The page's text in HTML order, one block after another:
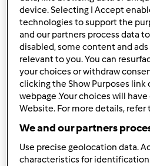
nazwy użytkownika.
W JAKI SPOSÓB
PUNKTY ZA
Punkty można otrzymać za
wymienione poniżej. Za każdym
punkty, są one dodawane to
Poniżej możesz również
społecznościowym.
device. Selecting I Accept
technologies to support the
and our partners process data
disabled, some content and
relevant to you. You can
your choices or withdraw
clicking the Show Purposes
webpage .Your choices will
Website. For more details, refer
We and our partners
Use precise geolocation data.
characteristics for